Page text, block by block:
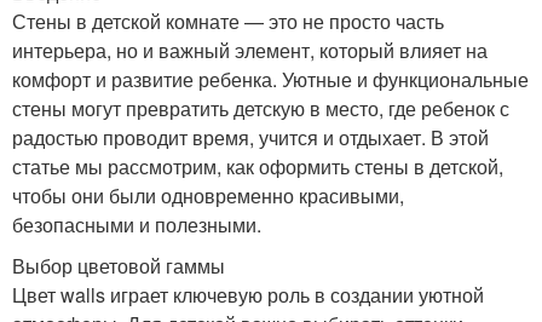
Стены в детской комнате — это не просто часть
интерьера, но и важный элемент, который влияет на
комфорт и развитие ребенка. Уютные и функциональные
стены могут превратить детскую в место, где ребенок с
радостью проводит время, учится и отдыхает. В этой
статье мы рассмотрим, как оформить стены в детской,
чтобы они были одновременно красивыми,
безопасными и полезными.
Выбор цветовой гаммы
Цвет walls играет ключевую роль в создании уютной